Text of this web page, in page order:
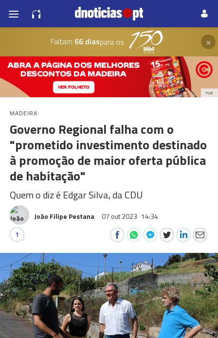
Faltam 66 diaspara os ×
PUB
MADEIRA
Governo Regional falha com o
"prometido investimento destinado
à promoção de maior oferta pública
de habitação"
Quem o diz é Edgar Silva, da CDU
João Filipe Pestana 07 out 2023 14:34
1